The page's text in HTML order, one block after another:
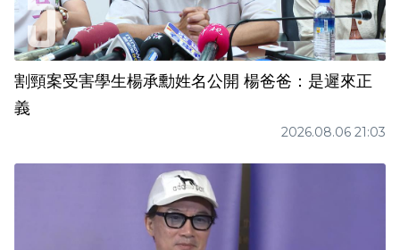
割頸案受害學生楊承勳姓名公開 楊爸爸：是遲來正
義
2026.08.06 21:03